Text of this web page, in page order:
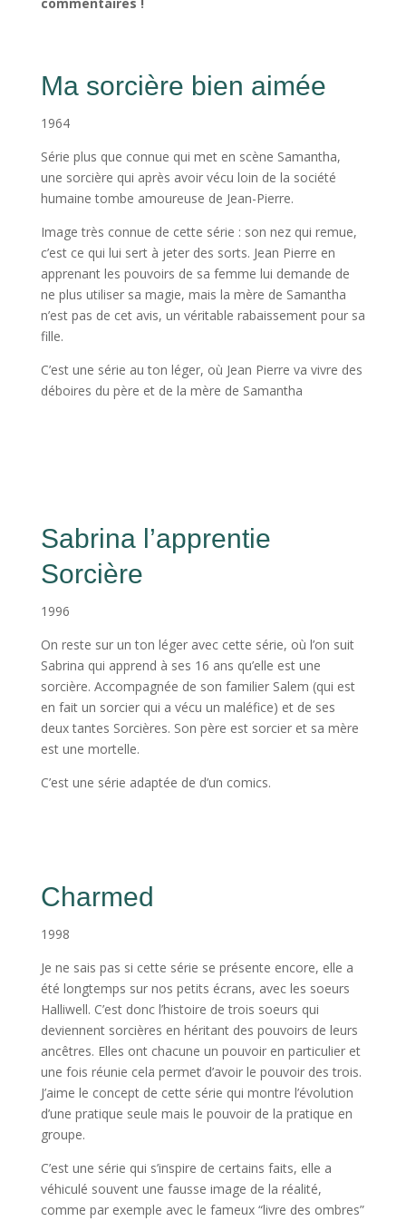
Ma sorcière bien aimée
1964
Série plus que connue qui met en scène Samantha,
une sorcière qui après avoir vécu loin de la société
humaine tombe amoureuse de Jean-Pierre.
Image très connue de cette série : son nez qui remue,
c’est ce qui lui sert à jeter des sorts. Jean Pierre en
apprenant les pouvoirs de sa femme lui demande de
ne plus utiliser sa magie, mais la mère de Samantha
n’est pas de cet avis, un véritable rabaissement pour sa
fille.
C’est une série au ton léger, où Jean Pierre va vivre des
déboires du père et de la mère de Samantha
Sabrina l’apprentie
Sorcière
1996
On reste sur un ton léger avec cette série, où l’on suit
Sabrina qui apprend à ses 16 ans qu’elle est une
sorcière. Accompagnée de son familier Salem (qui est
en fait un sorcier qui a vécu un maléfice) et de ses
deux tantes Sorcières. Son père est sorcier et sa mère
est une mortelle.
C’est une série adaptée de d’un comics.
Charmed
1998
Je ne sais pas si cette série se présente encore, elle a
été longtemps sur nos petits écrans, avec les soeurs
Halliwell. C’est donc l’histoire de trois soeurs qui
deviennent sorcières en héritant des pouvoirs de leurs
ancêtres. Elles ont chacune un pouvoir en particulier et
une fois réunie cela permet d’avoir le pouvoir des trois.
J’aime le concept de cette série qui montre l’évolution
d’une pratique seule mais le pouvoir de la pratique en
groupe.
C’est une série qui s’inspire de certains faits, elle a
véhiculé souvent une fausse image de la réalité,
comme par exemple avec le fameux “livre des ombres”